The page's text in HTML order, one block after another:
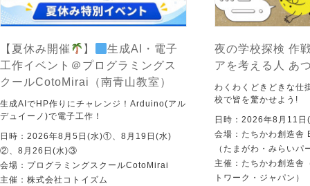
【夏休み開催 】
生成AI・電子
工作イベント＠プログラミングス
クールCotoMirai（南青山教室）
生成AIでHP作りにチャレンジ！Arduino(アル
デュイーノ)で電子工作！
日時：2026年8月5日(水)①、8月19日(水)
②、8月26日(水)③
会場：プログラミングスクールCotoMirai
主催：株式会社コトイズム
夜の学校探検 作
アを考える人 あ
わくわくどきどきな仕
校で皆を驚かせよう!
日時：2026年8月11日
会場：たちかわ創造舎
（たまがわ・みらいパ
主催：たちかわ創造舎
トワーク・ジャパン）